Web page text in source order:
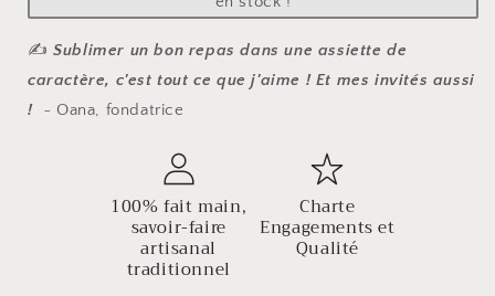
✍️Sublimer un bon repas dans une assiette de
caractère, c'est tout ce que j'aime ! Et mes invités aussi
!
~ Oana, fondatrice
100% fait main,
savoir-faire
artisanal
traditionnel
Charte
Engagements et
Qualité